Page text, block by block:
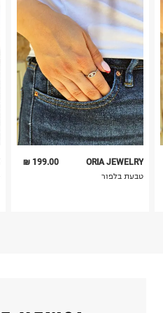
בלבד. לא ניתן להחזיר לקים.
4. לא ניתן להחזיר ויטמינים ותוספי תזונה.
5. יש להחזיר את כל הפריטים עם התוויות.
6. נעליים ניתן להחזיר רק בקופסתם המקורית בלבד.
קריית שדה התעופה
ח.פ. 515722536
199.00 ₪
ORIA JEWELRY
טבעת בלפור